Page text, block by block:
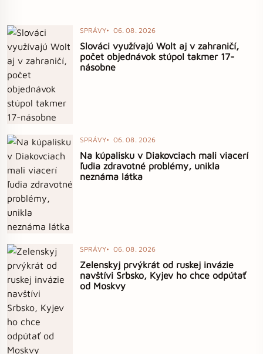
SPRÁVY 06. 08. 2026
Slováci využívajú Wolt aj v zahraničí,
počet objednávok stúpol takmer 17-
násobne
SPRÁVY 06. 08. 2026
Na kúpalisku v Diakovciach mali viacerí
ľudia zdravotné problémy, unikla
neznáma látka
SPRÁVY 06. 08. 2026
Zelenskyj prvýkrát od ruskej invázie
navštívi Srbsko, Kyjev ho chce odpútať
od Moskvy